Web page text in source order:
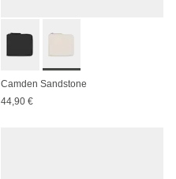
Camden Sandstone
44,90 €